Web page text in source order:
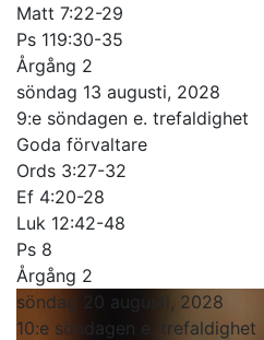
Matt 7:22-29
Ps 119:30-35
Årgång 2
söndag 13 augusti, 2028
9:e söndagen e. trefaldighet
Goda förvaltare
Ords 3:27-32
Ef 4:20-28
Luk 12:42-48
Ps 8
Årgång 2
söndag 20 augusti, 2028
10:e söndagen e. trefaldighet